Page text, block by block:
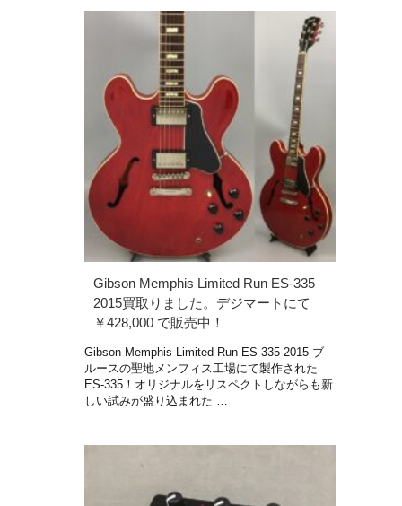
Gibson Memphis Limited Run ES-335
2015買取りました。デジマートにて
￥428,000 で販売中！
Gibson Memphis Limited Run ES-335 2015 ブ
ルースの聖地メンフィス工場にて製作された
ES-335！オリジナルをリスペクトしながらも新
しい試みが盛り込まれた …